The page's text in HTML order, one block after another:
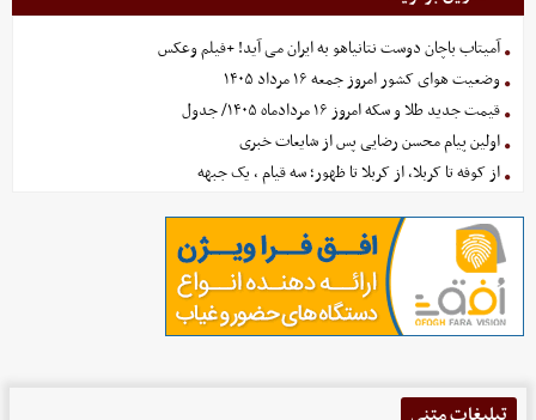
آمیتاب باچان دوست نتانیاهو به ایران می آید! +فیلم وعکس
وضعیت هوای کشور امروز جمعه ۱۶ مرداد ۱۴۰۵
قیمت جدید طلا و سکه امروز ۱۶ مردادماه ۱۴۰۵/ جدول
اولین پیام محسن رضایی پس از شایعات خبری
از کوفه تا کربلا، از کربلا تا ظهور؛ سه قیام ، یک جبهه